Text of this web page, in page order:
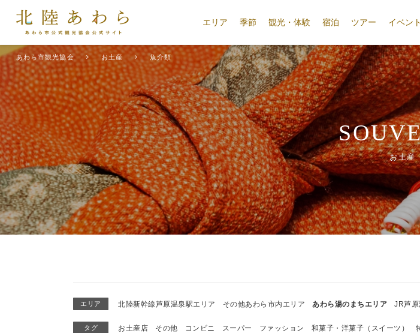
エリア 季節 観光・体験 宿泊 ツアー イベント
あわら市観光協会 お土産 魚介類
お土産
エリア 北陸新幹線芦原温泉駅エリア その他あわら市内エリア あわら湯のまちエリア JR芦原
タグ お土産店 その他 コンビニ スーパー ファッション 和菓子・洋菓子（スイーツ）